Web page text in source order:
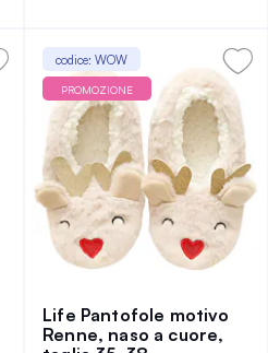
codice: WOW
PROMOZIONE
Life Pantofole motivo
Renne, naso a cuore,